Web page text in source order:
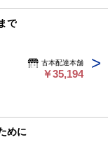
で
古本配達本舗
￥35,194
めに